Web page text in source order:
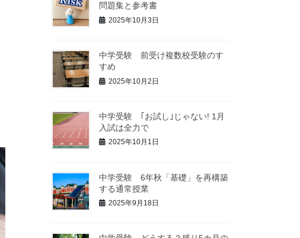
問題集と参考書
2025年10月3日
中学受験 前受け複数校受験のす
すめ
2025年10月2日
中学受験 ｢お試し｣じゃない! 1月
入試は全力で
2025年10月1日
中学受験 6年秋「基礎」を再構築
する通常授業
2025年9月18日